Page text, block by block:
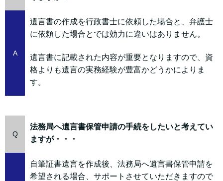
A
遺言書の作成を行政書士に依頼した場合と、弁護士
に依頼した場合とでは効力に違いはありません。
遺言書に記載された内容が重要となりますので、資
格よりも遺言の実務経験が豊富かどうかによりま
す。
Q
法務局へ遺言書保管申請の手続をしたいと考えてい
ますが・・・
自筆証書遺言を作成後、法務局へ遺言書保管申請を
希望される場合、サポートさせていただきますので